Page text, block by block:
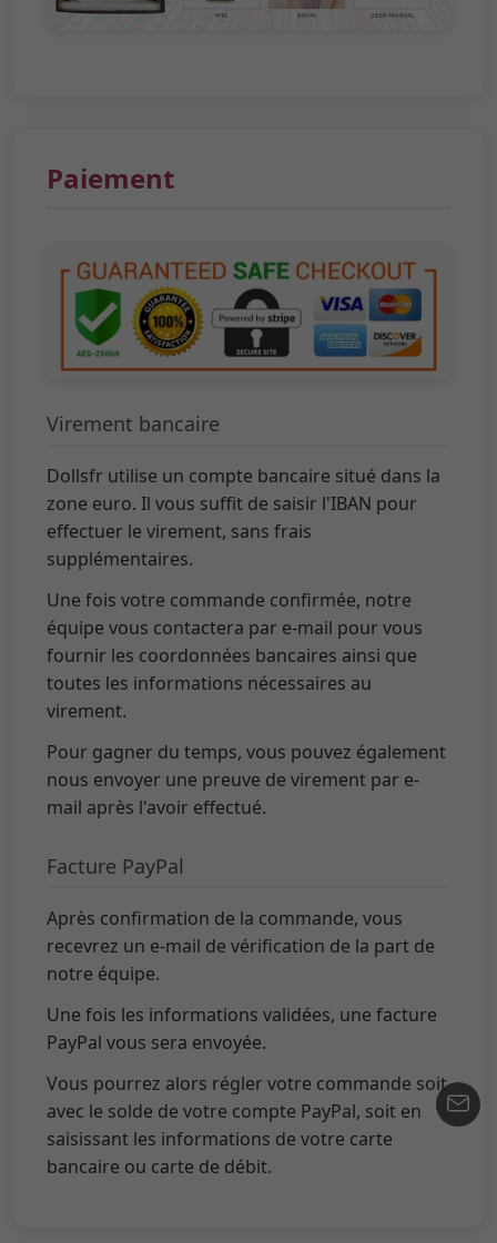
Paiement
Virement bancaire
Dollsfr utilise un compte bancaire situé dans la
zone euro. Il vous suffit de saisir l'IBAN pour
effectuer le virement, sans frais
supplémentaires.
Une fois votre commande confirmée, notre
équipe vous contactera par e-mail pour vous
fournir les coordonnées bancaires ainsi que
toutes les informations nécessaires au
virement.
Pour gagner du temps, vous pouvez également
nous envoyer une preuve de virement par e-
mail après l'avoir effectué.
Facture PayPal
Après confirmation de la commande, vous
recevrez un e-mail de vérification de la part de
notre équipe.
Une fois les informations validées, une facture
PayPal vous sera envoyée.
Vous pourrez alors régler votre commande soit
avec le solde de votre compte PayPal, soit en
saisissant les informations de votre carte
bancaire ou carte de débit.